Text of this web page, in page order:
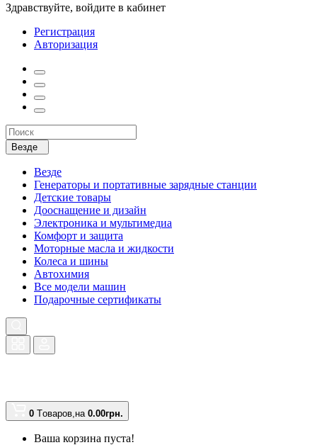
Здравствуйте, войдите в кабинет
Регистрация
Авторизация
Везде
Везде
Генераторы и портативные зарядные станции
Детские товары
Дооснащение и дизайн
Электроника и мультимедиа
Комфорт и защита
Моторные масла и жидкости
Колеса и шины
Автохимия
Все модели машин
Подарочные сертификаты
0 Tоваров,на 0.00грн.
Ваша корзина пуста!